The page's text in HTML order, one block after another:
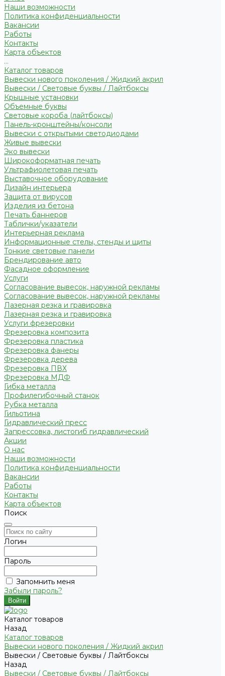
Наши возможности
Политика конфиденциальности
Вакансии
Работы
Контакты
Карта объектов
...
Каталог товаров
Вывески нового поколения / Жидкий акрил
Вывески / Световые буквы / Лайтбоксы
Крышные установки
Объемные буквы
Световые короба (лайтбоксы)
Панель-кронштейны/консоли
Вывески с открытыми светодиодами
Живые вывески
Эко вывески
Широкоформатная печать
Ультрафиолетовая печать
Выставочное оборудование
Дизайн интерьера
Защита от вирусов
Изделия из бетона
Печать баннеров
Таблички/указатели
Интерьерная реклама
Информационные стелы, стенды и щиты
Тонкие световые панели
Брендирование авто
Фасадное оформление
Услуги
Согласование вывесок, наружной рекламы
Согласование вывесок, наружной рекламы
Лазерная резка и гравировка
Лазерная резка и гравировка
Услуги фрезеровки
Фрезеровка композита
Фрезеровка пластика
Фрезеровка фанеры
Фрезеровка дерева
Фрезеровка ПВХ
Фрезеровка МДФ
Гибка металла
Профилегибочный станок
Рубка металла
Гильотина
Гидравлический пресс
Запрессовка, листогиб гидравлический
Акции
О нас
Наши возможности
Политика конфиденциальности
Вакансии
Работы
Контакты
Карта объектов
Поиск
Логин
Пароль
Запомнить меня
Забыли пароль?
Каталог товаров
Назад
Каталог товаров
Вывески нового поколения / Жидкий акрил
Вывески / Световые буквы / Лайтбоксы
Назад
Вывески / Световые буквы / Лайтбоксы